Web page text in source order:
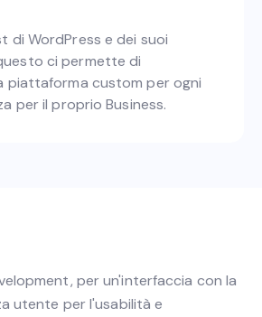
di WordPress e dei suoi
ci permette di
piattaforma custom per ogni
per il proprio Business.
per un'interfaccia con la
utente per l'usabilità e